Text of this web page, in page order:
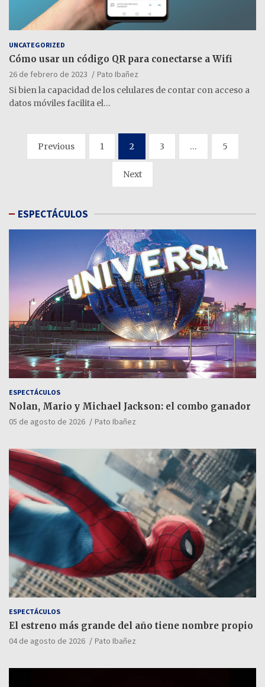
UNCATEGORIZED
Cómo usar un código QR para conectarse a Wifi
26 de febrero de 2023
Pato Ibañez
Si bien la capacidad de los celulares de contar con acceso a
datos móviles facilita el…
Paginación
Previous 1 2 3 … 5
Next
ESPECTÁCULOS
ESPECTÁCULOS
Nolan, Mario y Michael Jackson: el combo ganador
05 de agosto de 2026 Pato Ibañez
ESPECTÁCULOS
El estreno más grande del año tiene nombre propio
04 de agosto de 2026 Pato Ibañez